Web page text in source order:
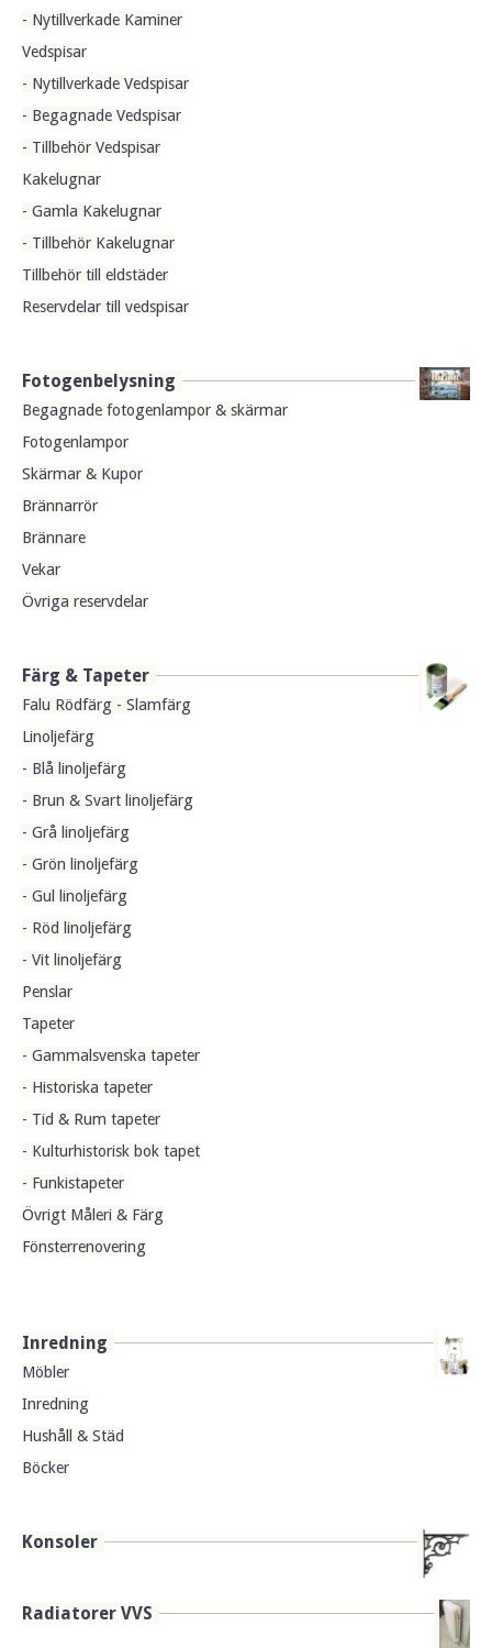
- Nytillverkade Kaminer
Vedspisar
- Nytillverkade Vedspisar
- Begagnade Vedspisar
- Tillbehör Vedspisar
Kakelugnar
- Gamla Kakelugnar
- Tillbehör Kakelugnar
Tillbehör till eldstäder
Reservdelar till vedspisar
Fotogenbelysning
Begagnade fotogenlampor & skärmar
Fotogenlampor
Skärmar & Kupor
Brännarrör
Brännare
Vekar
Övriga reservdelar
Färg & Tapeter
Falu Rödfärg - Slamfärg
Linoljefärg
- Blå linoljefärg
- Brun & Svart linoljefärg
- Grå linoljefärg
- Grön linoljefärg
- Gul linoljefärg
- Röd linoljefärg
- Vit linoljefärg
Penslar
Tapeter
- Gammalsvenska tapeter
- Historiska tapeter
- Tid & Rum tapeter
- Kulturhistorisk bok tapet
- Funkistapeter
Övrigt Måleri & Färg
Fönsterrenovering
Inredning
Möbler
Inredning
Hushåll & Städ
Böcker
Konsoler
Radiatorer VVS